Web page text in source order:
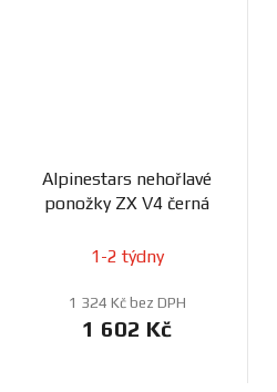
Alpinestars nehořlavé
ponožky ZX V4 černá
1-2 týdny
1 324 Kč bez DPH
1 602 Kč